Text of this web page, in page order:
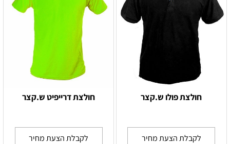
חולצת פולו ש.קצר
לקבלת הצעת מחיר
חולצת דרייפיט ש.קצר
לקבלת הצעת מחיר